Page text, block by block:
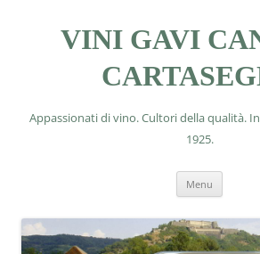
VINI GAVI
Appassionati di vino. Cultori della qualità.
1925.
Menu